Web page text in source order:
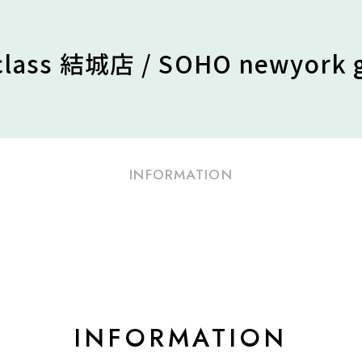
結城店 / SOHO newyork
INFORMATION
INFORMATION